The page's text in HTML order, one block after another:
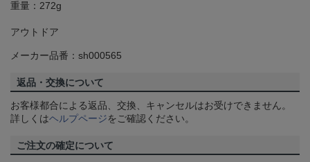
重量：272g
アウトドア
メーカー品番：sh000565
返品・交換について
お客様都合による返品、交換、キャンセルはお受けできません。
詳しくはヘルプページをご確認ください。
ご注文の確定について